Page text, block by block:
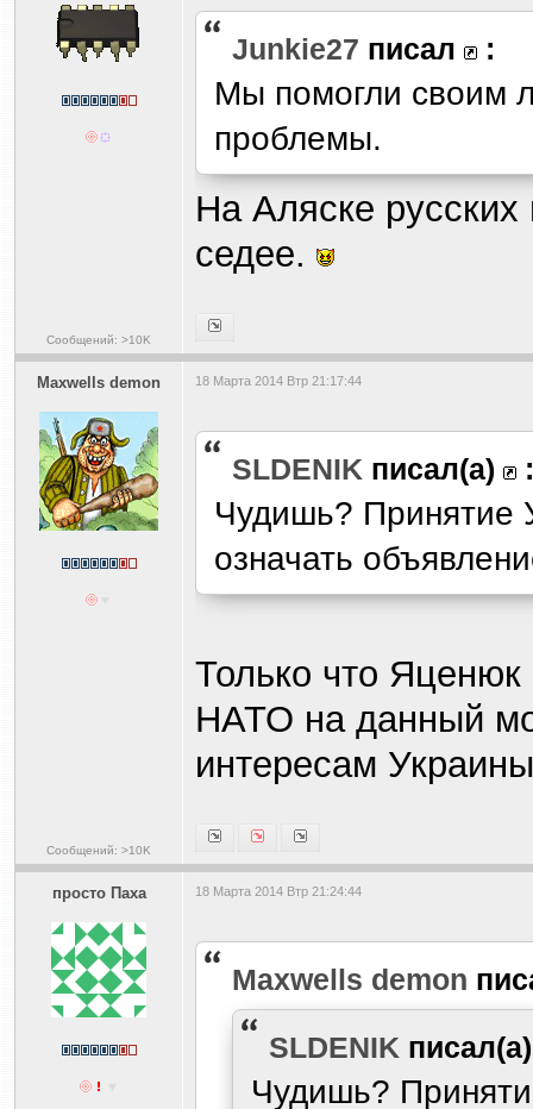
Сообщений: >10K
Junkie27 писал :
Мы помогли своим
проблемы.
На Аляске
седее.
Maxwells demon
Сообщений: >10K
18 Марта 2014 Втр 21:17:44
SLDENIK писал(а) :
Чудишь? Принятие
означать
Только что
НАТО на данный
интересам
просто Паха 18 Марта 2014 Втр 21:24:44
Maxwells demon
SLDENIK
Чудишь?